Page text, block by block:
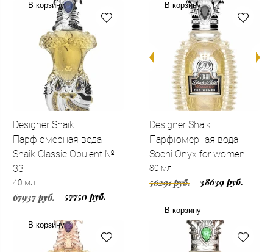
В корзину В корзину
Designer Shaik
Парфюмерная вода
Shaik Classic Opulent №
33
40 мл
67937 руб. 57750 руб.
В корзину
Designer Shaik
Парфюмерная вода
Sochi Onyx for women
80 мл
56291 руб. 38639 руб.
В корзину